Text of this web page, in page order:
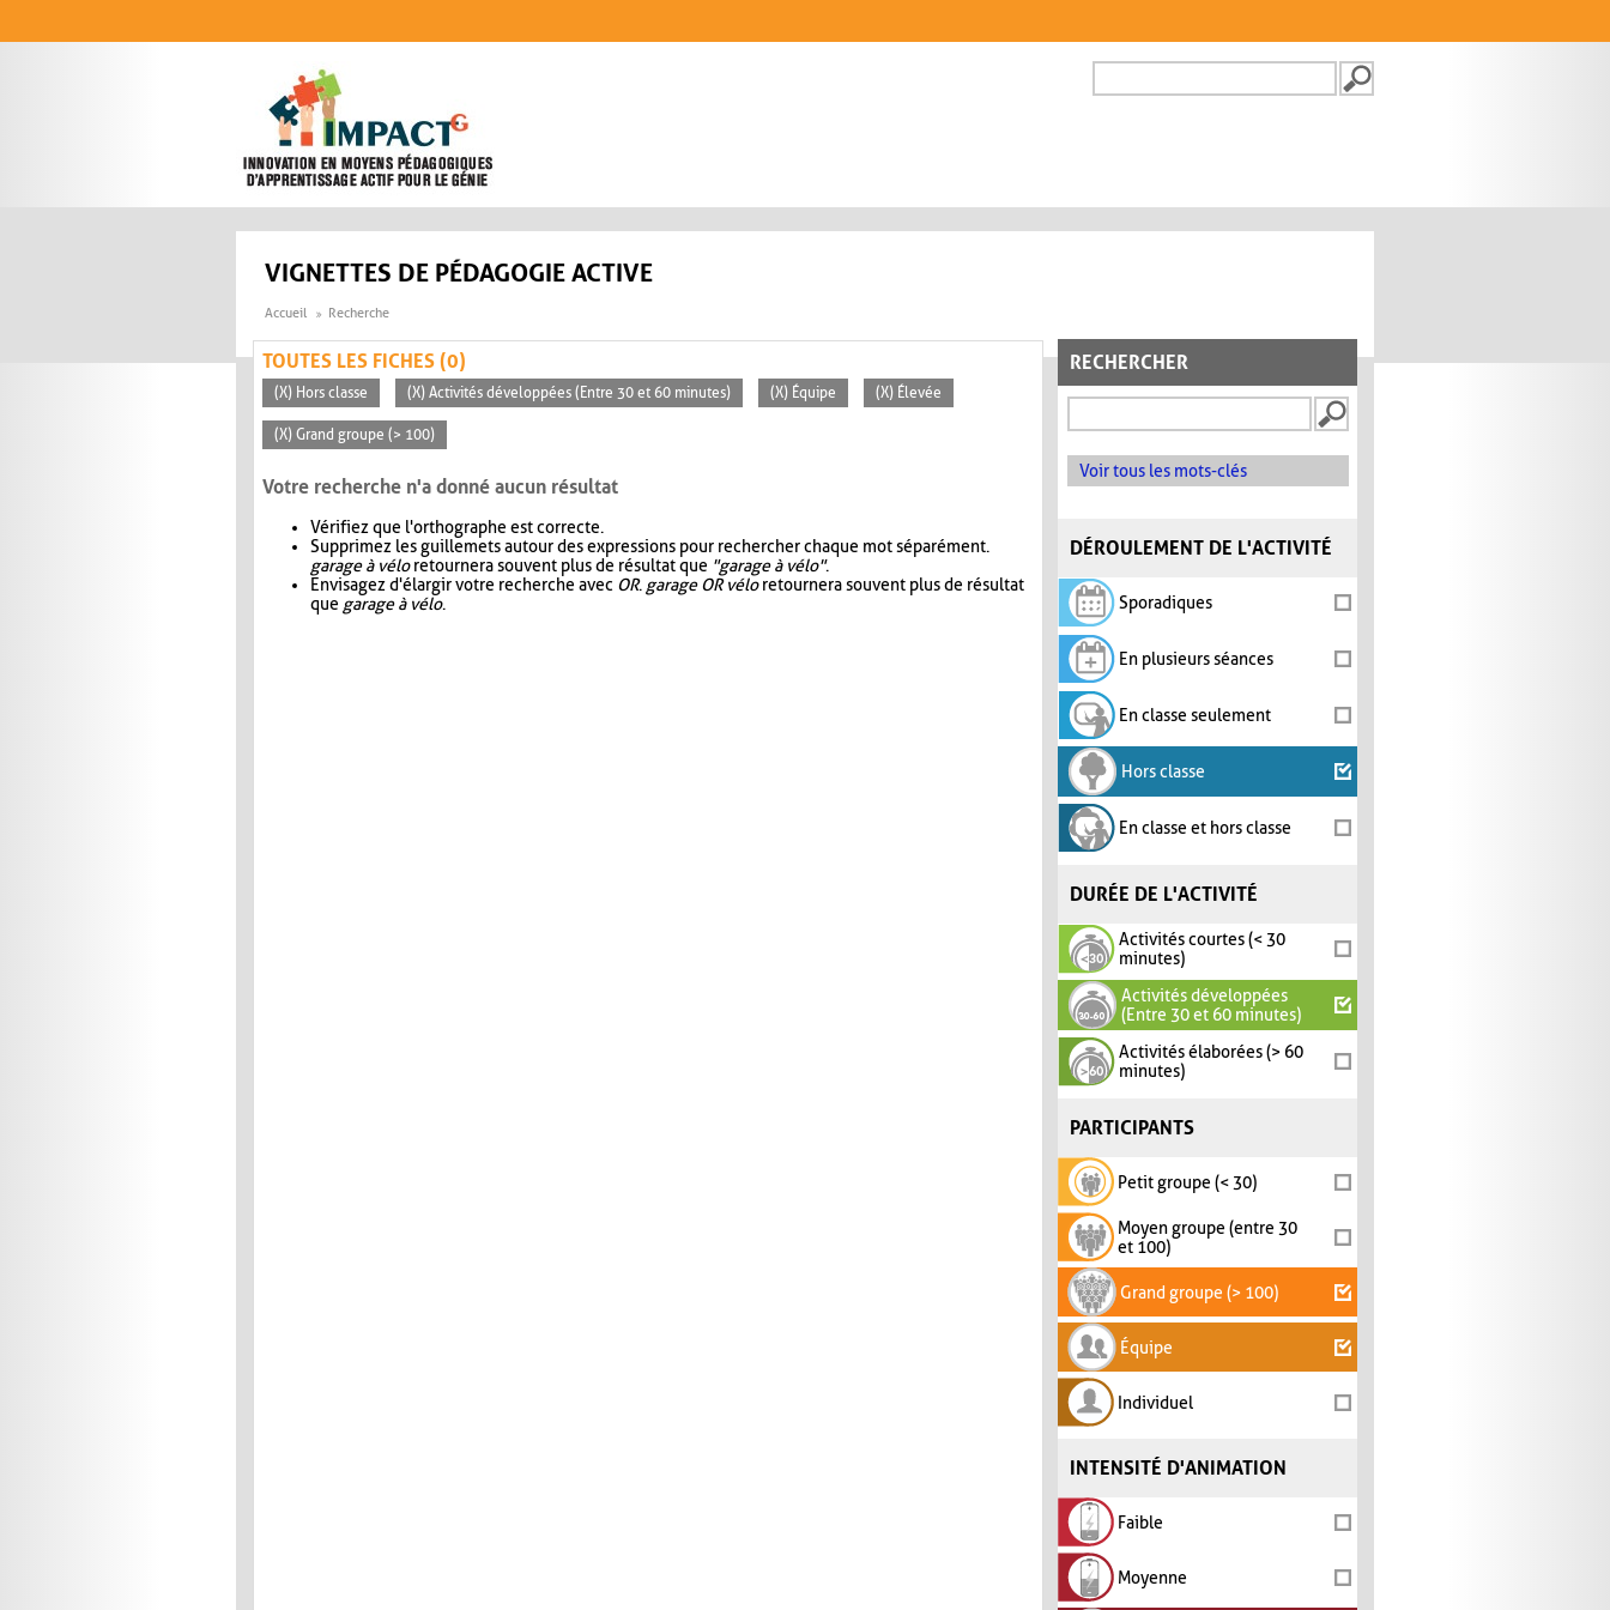
FORMULAIRE DE
VIGNETTES DE PÉDAGOGIE ACTIVE
Accueil Recherche
RECHERCHER
Voir tous les mots-clés
DÉROULEMENT DE L'ACTIVITÉ
Sporadiques
En plusieurs séances
En classe seulement
Hors classe
En classe et hors classe
DURÉE DE L'ACTIVITÉ
Activités courtes (< 30
minutes)
Activités développées
(Entre 30 et 60 minutes)
Activités élaborées (> 60
minutes)
PARTICIPANTS
Petit groupe (< 30)
Moyen groupe (entre 30
et 100)
Grand groupe (> 100)
Équipe
Individuel
INTENSITÉ D'ANIMATION
Faible
Moyenne
TOUTES LES FICHES (0)
(X) Hors classe (X) Activités développées (Entre 30 et 60 minutes) (X) Équipe (X) Élevée
(X) Grand groupe (> 100)
Votre recherche n'a donné aucun résultat
Vérifiez que l'orthographe est correcte.
Supprimez les guillemets autour des expressions pour rechercher chaque mot séparément.
garage à véloretournera souvent plus de résultat que "garage à vélo".
Envisagez d'élargir votre recherche avec OR. garage OR véloretournera souvent plus de résultat
que garage à vélo.